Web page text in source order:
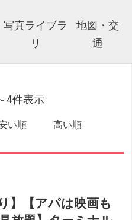
写真ライブラ
リ
地図・交
通
4件表示
い順 高い順
】【アパは映画も